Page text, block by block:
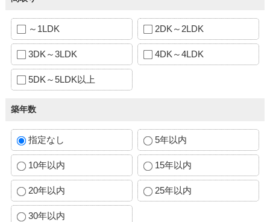
～1LDK 2DK～2LDK
3DK～3LDK 4DK～4LDK
5DK～5LDK以上
築年数
指定なし 5年以内
10年以内 15年以内
20年以内 25年以内
30年以内